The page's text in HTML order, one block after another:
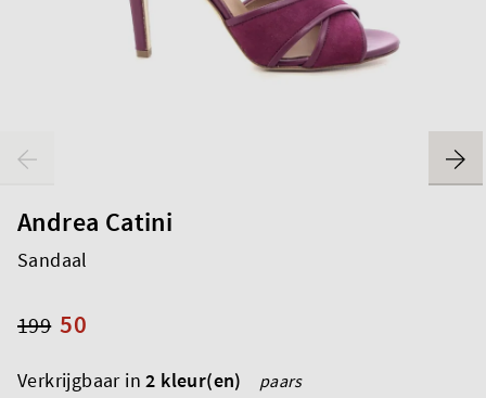
Andrea Catini
Sandaal
50
199
Verkrijgbaar in2 kleur(en) paars